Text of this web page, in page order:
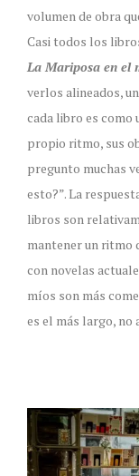
volumen de obra
Casi todos los
La Mariposa en el
verlos alineados,
cada libro es como
propio ritmo, sus
pregunto muchas
esto?”. La
libros son
mantener un ritmo
con novelas
míos son más
es el más largo, no